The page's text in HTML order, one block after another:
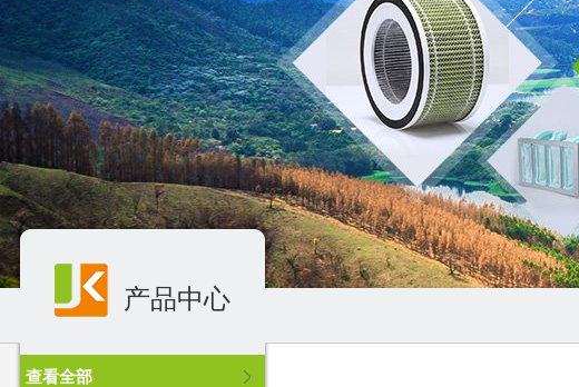
生产线
荣誉证书
企业文化
VOCs废气治理
废水处理
FFU
空气净化消毒机
产品中心
查看全部